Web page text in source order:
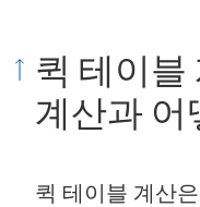
퀵 테이블
계산과 어
퀵 테이블 계산